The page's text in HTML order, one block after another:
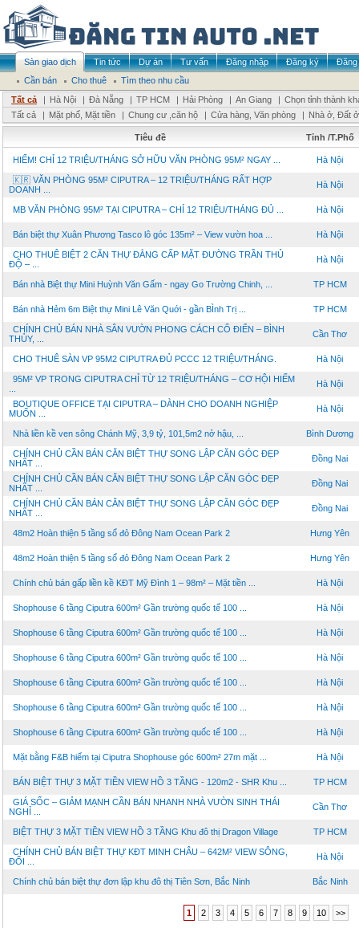
Sàn giao dịch Tin tức Dự án Tư vấn Đăng nhập Đăng ký
Đăng
Cần bán
Cho thuê
Tìm theo nhu cầu
Tất cả
| Hà Nội | Đà Nẵng | TP HCM | Hải Phòng | An Giang | Chọn tỉnh thành
Tất cả
| Mặt phố, Mặt tiền | Chung cư ,căn hộ | Cửa hàng, Văn phòng | Nhà ở, Đất ở
Tiêu đề Tỉnh /T.Phố
HIẾM! CHỈ 12 TRIỆU/THÁNG SỞ HỮU VĂN PHÒNG 95M² NGAY ... Hà Nội
🇰🇷 VĂN PHÒNG 95M² CIPUTRA – 12 TRIỆU/THÁNG RẤT HỢP
DOANH ...
Hà Nội
MB VĂN PHÒNG 95M² TẠI CIPUTRA – CHỈ 12 TRIỆU/THÁNG ĐỦ ... Hà Nội
Bán biệt thự Xuân Phương Tasco lô góc 135m² – View vườn hoa ... Hà Nội
CHO THUÊ BIỆT 2 CĂN THỰ ĐẲNG CẤP MẶT ĐƯỜNG TRẦN THỦ
ĐỘ – ...
Hà Nội
Bán nhà Biệt thự Mini Huỳnh Văn Gấm - ngay Go Trường Chinh, ... TP HCM
Bán nhà Hẻm 6m Biệt thự Mini Lê Văn Quới - gần BÌnh Trị ... TP HCM
CHÍNH CHỦ BÁN NHÀ SÂN VƯỜN PHONG CÁCH CỔ ĐIỂN – BÌNH
THỦY, ...
Cần Thơ
CHO THUÊ SÀN VP 95M2 CIPUTRA ĐỦ PCCC 12 TRIỆU/THÁNG. Hà Nội
95M² VP TRONG CIPUTRA CHỈ TỪ 12 TRIỆU/THÁNG – CƠ HỘI HIẾM
Hà Nội
BOUTIQUE OFFICE TẠI CIPUTRA – DÀNH CHO DOANH NGHIỆP
MUỐN ...
Hà Nội
Nhà liền kề ven sông Chánh Mỹ, 3,9 tỷ, 101,5m2 nở hậu, ... Bình Dương
CHÍNH CHỦ CẦN BÁN CĂN BIỆT THỰ SONG LẬP CĂN GÓC ĐẸP
NHẤT ...
Đồng Nai
CHÍNH CHỦ CẦN BÁN CĂN BIỆT THỰ SONG LẬP CĂN GÓC ĐẸP
NHẤT ...
Đồng Nai
CHÍNH CHỦ CẦN BÁN CĂN BIỆT THỰ SONG LẬP CĂN GÓC ĐẸP
NHẤT ...
Đồng Nai
48m2 Hoàn thiện 5 tầng sổ đỏ Đông Nam Ocean Park 2 Hưng Yên
48m2 Hoàn thiện 5 tầng sổ đỏ Đông Nam Ocean Park 2 Hưng Yên
Chính chủ bán gấp liền kề KĐT Mỹ Đình 1 – 98m² – Mặt tiền ... Hà Nội
Shophouse 6 tầng Ciputra 600m² Gần trường quốc tế 100 ... Hà Nội
Shophouse 6 tầng Ciputra 600m² Gần trường quốc tế 100 ... Hà Nội
Shophouse 6 tầng Ciputra 600m² Gần trường quốc tế 100 ... Hà Nội
Shophouse 6 tầng Ciputra 600m² Gần trường quốc tế 100 ... Hà Nội
Shophouse 6 tầng Ciputra 600m² Gần trường quốc tế 100 ... Hà Nội
Shophouse 6 tầng Ciputra 600m² Gần trường quốc tế 100 ... Hà Nội
Mặt bằng F&B hiếm tại Ciputra Shophouse góc 600m² 27m mặt ... Hà Nội
BÁN BIỆT THỰ 3 MẶT TIỀN VIEW HỒ 3 TẦNG - 120m2 - SHR Khu ... TP HCM
GIÁ SỐC – GIẢM MẠNH CẦN BÁN NHANH NHÀ VƯỜN SINH THÁI
NGHỈ ...
Cần Thơ
BIỆT THỰ 3 MẶT TIỀN VIEW HỒ 3 TẦNG Khu đô thị Dragon Village TP HCM
CHÍNH CHỦ BÁN BIỆT THỰ KĐT MINH CHÂU – 642M² VIEW SÔNG,
ĐỐI ...
Hà Nội
Chính chủ bán biệt thự đơn lập khu đô thị Tiên Sơn, Bắc Ninh Bắc Ninh
1 2 3 4 5 6 7 8 9 10 >>